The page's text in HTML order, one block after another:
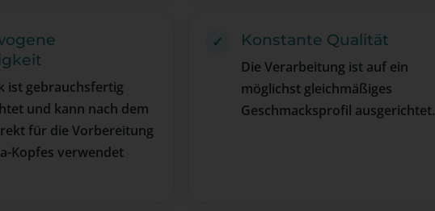
ist gebrauchsfertig
und kann nach dem
für die Vorbereitung
Kopfes verwendet
Konstante Qualität
Die Verarbeitung ist auf ein
möglichst gleichmäßiges
Geschmacksprofil ausgerichtet.